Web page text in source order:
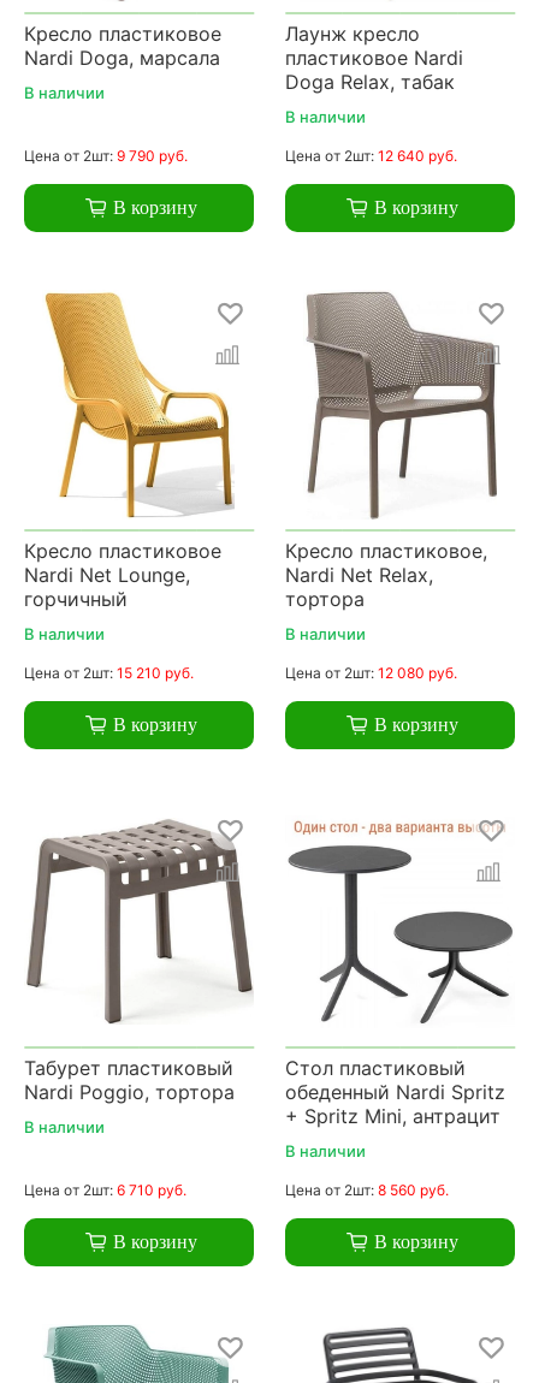
Кресло пластиковое
Nardi Doga, марсала
В наличии
Цена от 2шт: 9 790 руб.
В корзину
Лаунж кресло
пластиковое Nardi
Doga Relax, табак
В наличии
Цена от 2шт: 12 640 руб.
В корзину
Кресло пластиковое
Nardi Net Lounge,
горчичный
В наличии
Цена от 2шт: 15 210 руб.
В корзину
Кресло пластиковое,
Nardi Net Relax,
тортора
В наличии
Цена от 2шт: 12 080 руб.
В корзину
Табурет пластиковый
Nardi Poggio, тортора
В наличии
Цена от 2шт: 6 710 руб.
В корзину
Стол пластиковый
обеденный Nardi Spritz
+ Spritz Mini, антрацит
В наличии
Цена от 2шт: 8 560 руб.
В корзину